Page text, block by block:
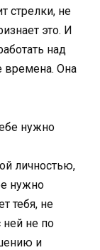
стрелки, не
это. И
над
Она
нужно
личностью,
нужно
тебя, не
не по
и